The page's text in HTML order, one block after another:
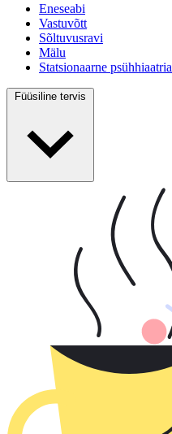
Eneseabi
Vastuvõtt
Sõltuvusravi
Mälu
Statsionaarne psühhiaatria
Füüsiline tervis